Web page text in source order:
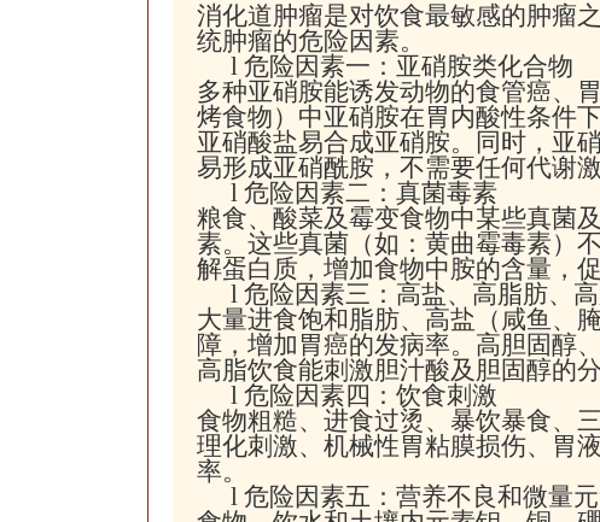
消化道肿瘤是对饮食最敏感的肿瘤
统肿瘤的危险因素。
l 危险因素一：亚硝胺类化合物
多种亚硝胺能诱发动物的食管癌、
烤食物）中亚硝胺在胃内酸性条件
亚硝酸盐易合成亚硝胺。同时，亚
易形成亚硝酰胺，不需要任何代谢
l 危险因素二：真菌毒素
粮食、酸菜及霉变食物中某些真菌
素。这些真菌（如：黄曲霉毒素）
解蛋白质，增加食物中胺的含量，
l 危险因素三：高盐、高脂肪、
大量进食饱和脂肪、高盐（咸鱼、
障，增加胃癌的发病率。高胆固醇
高脂饮食能刺激胆汁酸及胆固醇的
l 危险因素四：饮食刺激
食物粗糙、进食过烫、暴饮暴食、
理化刺激、机械性胃粘膜损伤、胃
率。
l 危险因素五：营养不良和微量